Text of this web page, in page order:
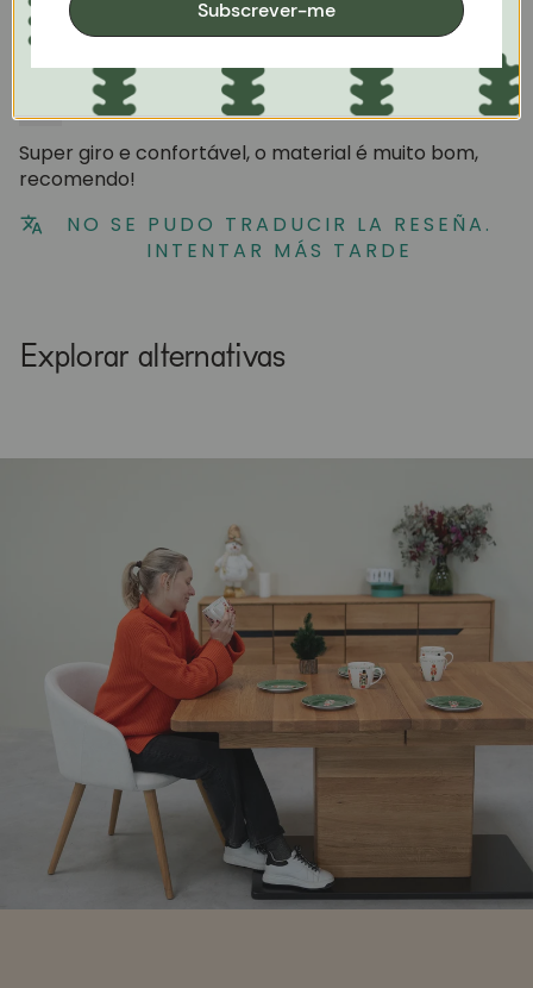
09/26/2023
Martina Silva
Super giro e confortável, o material é muito bom,
recomendo!
NO SE PUDO TRADUCIR LA RESEÑA.
INTENTAR MÁS TARDE
Explorar alternativas
Subscrever-me